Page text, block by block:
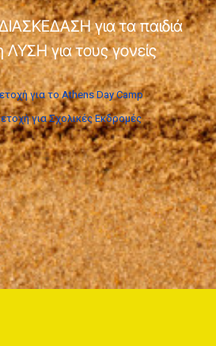
για τα παιδιά
για τους γονείς
για το Athens Day Camp
για Σχολικές Εκδρομές